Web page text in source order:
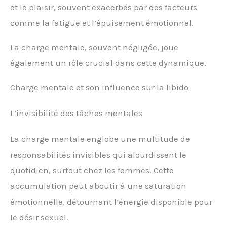
et le plaisir, souvent exacerbés par des facteurs
comme la fatigue et l’épuisement émotionnel.
La charge mentale, souvent négligée, joue
également un rôle crucial dans cette dynamique.
Charge mentale et son influence sur la libido
L’invisibilité des tâches mentales
La charge mentale englobe une multitude de
responsabilités invisibles qui alourdissent le
quotidien, surtout chez les femmes. Cette
accumulation peut aboutir à une saturation
émotionnelle, détournant l’énergie disponible pour
le désir sexuel.